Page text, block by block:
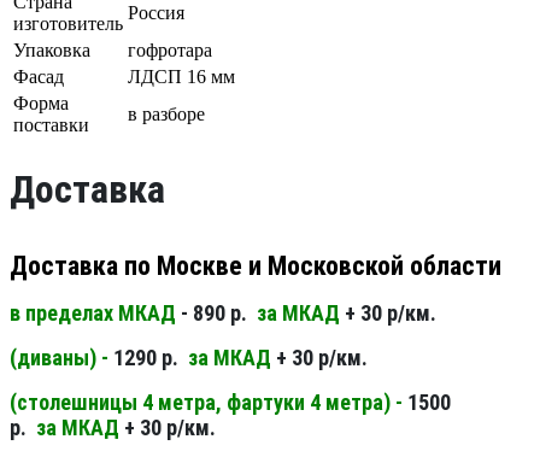
изготовитель
Россия
Упаковка
гофротара
Фасад
ЛДСП 16 мм
Форма
поставки
в разборе
Доставка
Доставка по Москве и Московской области
в пределах МКАД - 890 р. за МКАД + 30 р/км.
(диваны) - 1290 р. за МКАД + 30 р/км.
(столешницы 4 метра, фартуки 4 метра) - 1500
р. за МКАД + 30 р/км.